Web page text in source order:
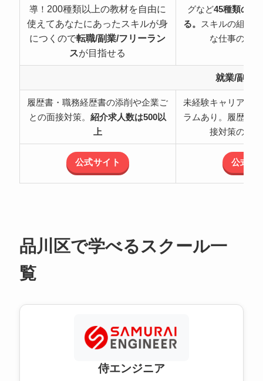
導！ 200種類以上の教材を自由に
使えてあなたにあったスキルが身
につくので転職/副業/フリーラン
スが目指せる
グなど45種類の職
る。 スキルの組み
な仕事の可
就業/副業
履歴書・職務経歴書の添削や企業ご
との面接対策。紹介求人数は500以
上
未経験キャリアチ
ラムあり。履歴書
接対策のサ
公式サイト 公式サ
品川区で学べるスクール一
覧
侍エンジニア